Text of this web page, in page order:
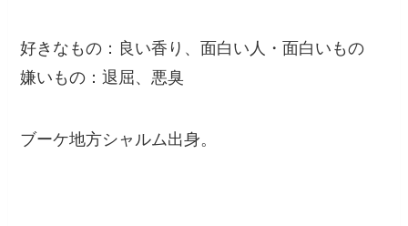
好きなもの：良い香り、面白い人・面白いもの
嫌いもの：退屈、悪臭
ブーケ地方シャルム出身。